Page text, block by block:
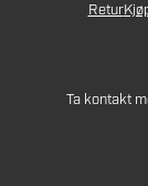
Retur
Ta kontakt